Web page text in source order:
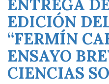
ENTREGA
EDICIÓN
“FERMÍN
ENSAYO
CIENCIAS